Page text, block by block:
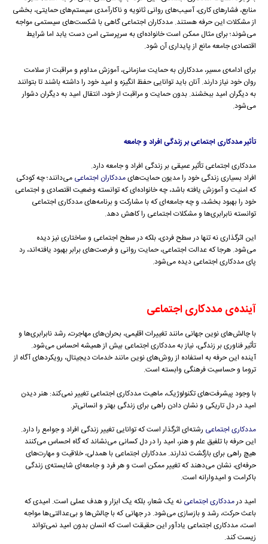
منابع، فشارهای کاری، آسیب‌های روانی ثانویه و ناکارآمدی سیستم‌های حمایتی، بخشی
از مشکلات این حرفه هستند. مددکاران اجتماعی گاهی با شکست‌های سیستمی مواجه
می‌شوند؛ برای مثال ممکن است خانواده‌ای به سرپرستی امن دست یابد اما شرایط
اقتصادی جامعه مانع از پایداری آن شود.
برای ادامه‌ی مسیر، مددکاران به حمایت سازمانی، آموزش مداوم و مراقبت از سلامت
روان خود نیاز دارند. آنان باید توانایی حفظ انگیزه و امید خود را داشته باشند تا بتوانند
به دیگران امید ببخشند. بدون حمایت و مراقبت از خود، انتقال امید به دیگران دشوار
می‌شود.
تأثیر مددکاری اجتماعی بر زندگی افراد و جامعه
مددکاری اجتماعی تأثیر عمیقی بر زندگی افراد و جامعه دارد.
افراد بسیاری زندگی خود را مدیون حمایت‌هایمددکاران اجتماعی می‌دانند؛ چه کودکی
که امنیت و آموزش یافته باشد، چه خانواده‌ای که توانسته وضعیت اقتصادی و اجتماعی
خود را بهبود بخشد، و چه جامعه‌ای که با مشارکت و برنامه‌های مددکاری اجتماعی
توانسته نابرابری‌ها و مشکلات اجتماعی را کاهش دهد.
این اثرگذاری نه تنها در سطح فردی، بلکه در سطح اجتماعی و ساختاری نیز دیده
می‌شود. هرجا که عدالت اجتماعی، حمایت روانی و فرصت‌های برابر بهبود یافته‌اند، رد
پای مددکاری اجتماعی دیده می‌شود.
آینده‌ی مددکاری اجتماعی
با چالش‌های نوین جهانی مانند تغییرات اقلیمی، بحران‌های مهاجرت، رشد نابرابری‌ها و
تأثیر فناوری بر زندگی، نیاز به مددکاری اجتماعی بیش از همیشه احساس می‌شود.
آینده این حرفه به استفاده از روش‌های نوین مانند خدمات دیجیتال، رویکردهای آگاه از
تروما و حساسیت فرهنگی وابسته است.
با وجود پیشرفت‌های تکنولوژیک، ماهیت مددکاری اجتماعی تغییر نمی‌کند: هنر دیدن
امید در دل تاریکی و نشان دادن راهی برای زندگی بهتر و انسانی‌تر.
مددکاری اجتماعی رشته‌ای اثرگذار است که توانایی تغییر زندگی افراد و جوامع را دارد.
این حرفه با تلفیق علم و هنر، امید را در دل کسانی می‌نشاند که گاه احساس می‌کنند
هیچ راهی برای بازگشت ندارند. مددکاران اجتماعی با همدلی، خلاقیت و مهارت‌های
حرفه‌ای، نشان می‌دهند که تغییر ممکن است و هر فرد و جامعه‌ای شایسته‌ی زندگی
باکرامت و امیدوارانه است.
امید درمددکاری اجتماعی نه یک شعار، بلکه یک ابزار و هدف عملی است. امیدی که
باعث حرکت، رشد و بازسازی می‌شود. در جهانی که با چالش‌ها و بی‌عدالتی‌ها مواجه
است، مددکاری اجتماعی یادآور این حقیقت است که انسان بدون امید نمی‌تواند
زیست کند.